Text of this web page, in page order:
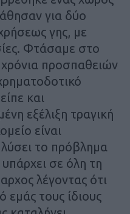
για δύο
γης, με
Φτάσαμε στο
προσπαθειών
και
εξέλιξη τραγική
είναι
το πρόβλημα
σε όλη τη
λέγοντας ότι
εμάς τους ίδιους